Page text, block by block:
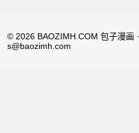
© 2026 BAOZIMH.COM 包子漫画 ·
s@baozimh.com